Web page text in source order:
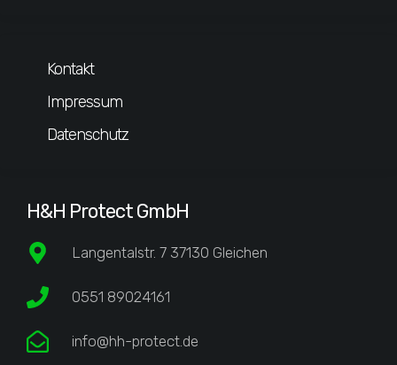
H&H Protect GmbH
Langentalstr. 7 37130 Gleichen
0551 89024161
info@hh-protect.de
Kontakt
Impressum
Datenschutz